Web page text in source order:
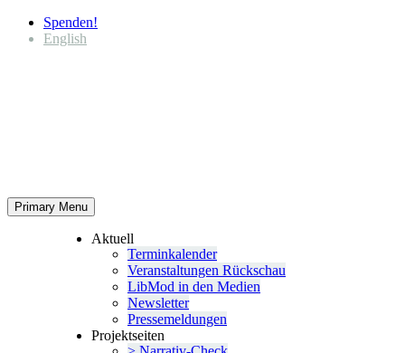
Spenden!
English
Primary Menu
Aktuell
Termin­ka­lender
Veran­stal­tungen Rückschau
LibMod in den Medien
Newsletter
Presse­mel­dungen
Projekt­seiten